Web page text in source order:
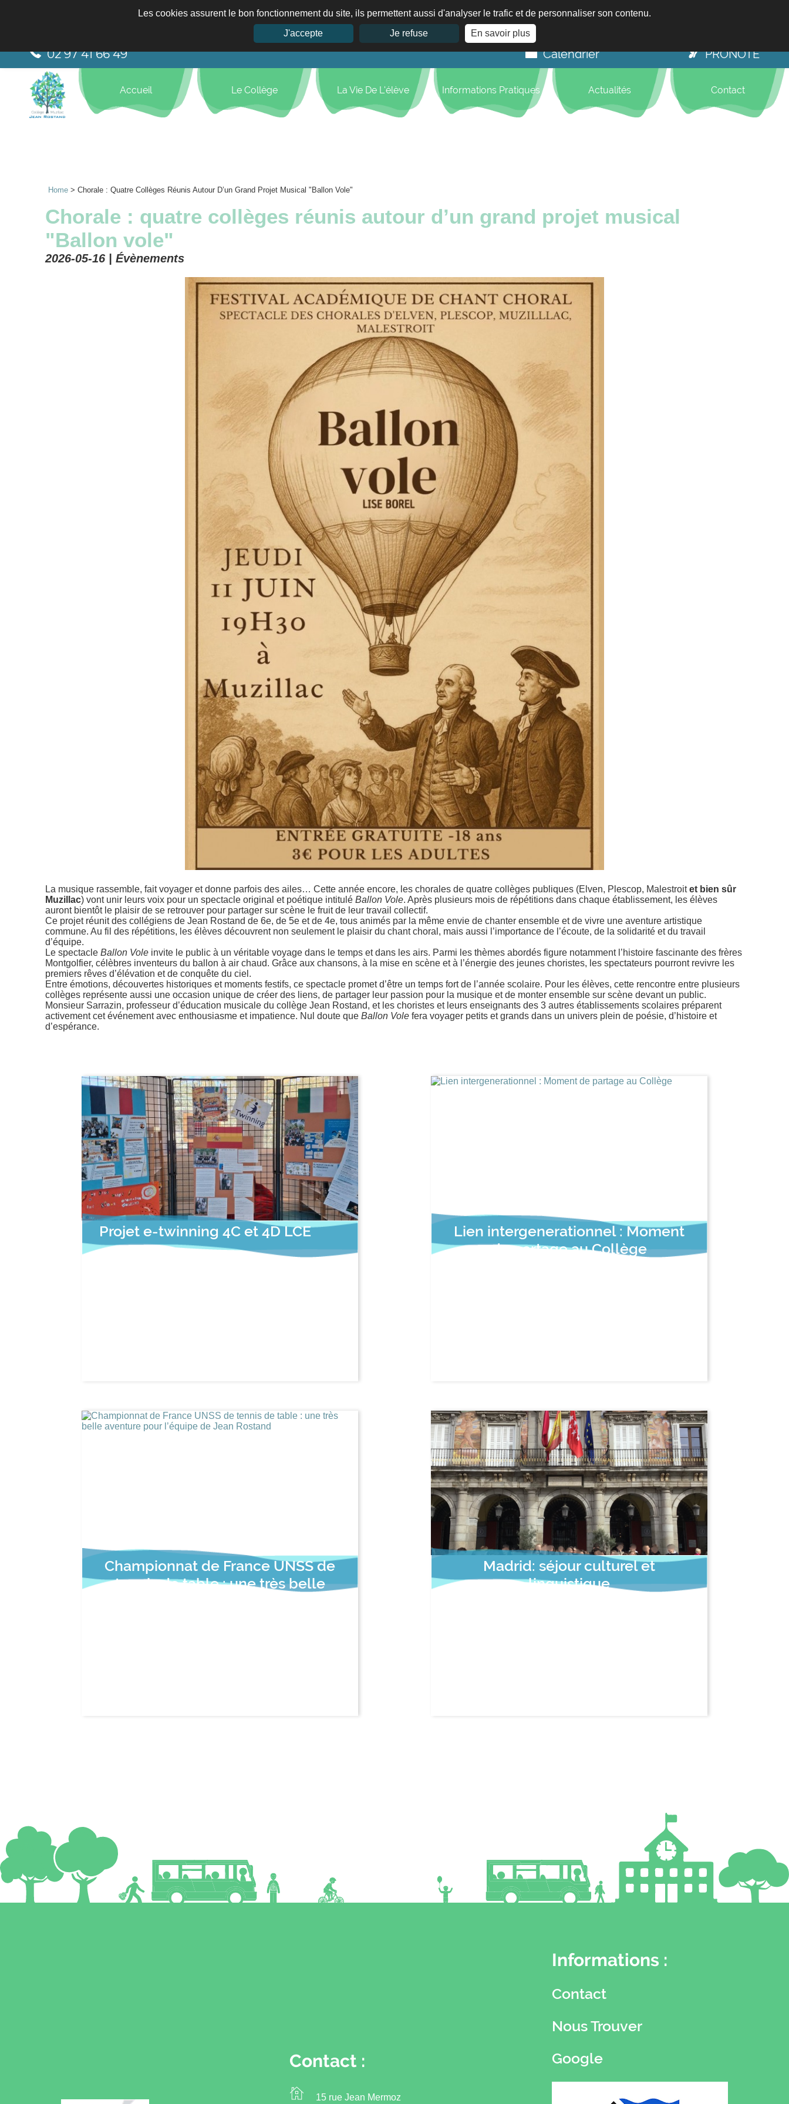
Les cookies assurent le bon fonctionnement du site, ils permettent aussi d'analyser le trafic et de personnaliser son contenu.
J'accepte
Je refuse En savoir plus
02 97 41 66 49 Calendrier PRONOTE
Accueil Le Collège La Vie De L'élève Informations Pratiques Actualités Contact
Home>Chorale : Quatre Collèges Réunis Autour D’un Grand Projet Musical "Ballon Vole"
Chorale : quatre collèges réunis autour d’un grand projet musical
"Ballon vole"
2026-05-16 |Évènements
La musique rassemble, fait voyager et donne parfois des ailes… Cette année encore, les chorales de quatre collèges publiques (Elven, Plescop, Malestroitet bien sûr
Muzillac) vont unir leurs voix pour un spectacle original et poétique intituléBallon Vole. Après plusieurs mois de répétitions dans chaque établissement, les élèves
auront bientôt le plaisir de se retrouver pour partager sur scène le fruit de leur travail collectif.
Ce projet réunit des collégiens de Jean Rostand de 6e, de 5e et de 4e, tous animés par la même envie de chanter ensemble et de vivre une aventure artistique
commune. Au fil des répétitions, les élèves découvrent non seulement le plaisir du chant choral, mais aussi l’importance de l’écoute, de la solidarité et du travail
d’équipe.
Le spectacleBallon Vole invite le public à un véritable voyage dans le temps et dans les airs. Parmi les thèmes abordés figure notamment l’histoire fascinante des frères
Montgolfier, célèbres inventeurs du ballon à air chaud. Grâce aux chansons, à la mise en scène et à l’énergie des jeunes choristes, les spectateurs pourront revivre les
premiers rêves d’élévation et de conquête du ciel.
Entre émotions, découvertes historiques et moments festifs, ce spectacle promet d’être un temps fort de l’année scolaire. Pour les élèves, cette rencontre entre plusieurs
collèges représente aussi une occasion unique de créer des liens, de partager leur passion pour la musique et de monter ensemble sur scène devant un public.
Monsieur Sarrazin, professeur d’éducation musicale du collège Jean Rostand, et les choristes et leurs enseignants des 3 autres établissements scolaires préparent
activement cet événement avec enthousiasme et impatience. Nul doute queBallon Vole fera voyager petits et grands dans un univers plein de poésie, d’histoire et
d’espérance.
Projet e-twinning 4C et 4D LCE
Lien intergenerationnel : Moment
de partage au Collège
Championnat de France UNSS de
tennis de table : une très belle
Madrid: séjour culturel et
linguistique
Contact :
15 rue Jean Mermoz
Informations :
Contact
Nous Trouver
Google